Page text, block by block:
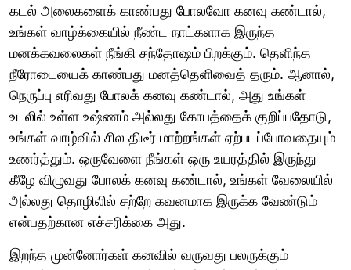
கடல் அலைகளைக் காண்பது போலவோ கனவு கண்டால்,
உங்கள் வாழ்க்கையில் நீண்ட நாட்களாக இருந்த
மனக்கவலைகள் நீங்கி சந்தோஷம் பிறக்கும். தெளிந்த
நீரோடையைக் காண்பது மனத்தெளிவைத் தரும். ஆனால்,
நெருப்பு எரிவது போலக் கனவு கண்டால், அது உங்கள்
உடலில் உள்ள உஷ்ணம் அல்லது கோபத்தைக் குறிப்பதோடு,
உங்கள் வாழ்வில் சில திடீர் மாற்றங்கள் ஏற்படப்போவதையும்
உணர்த்தும். ஒருவேளை நீங்கள் ஒரு உயரத்தில் இருந்து
கீழே விழுவது போலக் கனவு கண்டால், உங்கள் வேலையில்
அல்லது தொழிலில் சற்றே கவனமாக இருக்க வேண்டும்
என்பதற்கான எச்சரிக்கை அது.
இறந்த முன்னோர்கள் கனவில் வருவது பலருக்கும்